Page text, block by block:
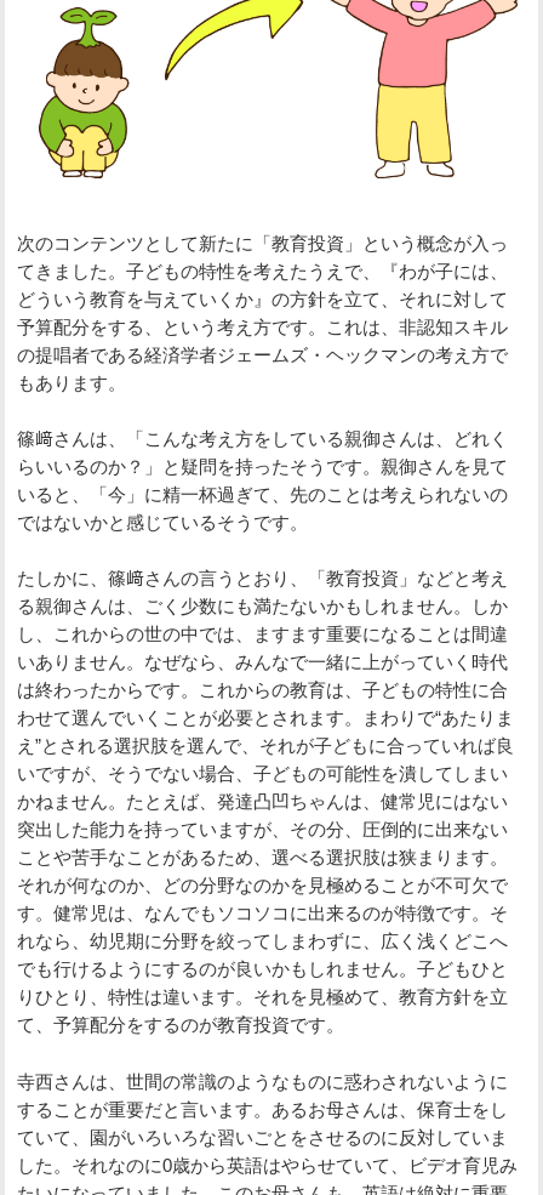
次のコンテンツとして新たに「教育投資」という概念が入っ
てきました。子どもの特性を考えたうえで、『わが子には、
どういう教育を与えていくか』の方針を立て、それに対して
予算配分をする、という考え方です。これは、非認知スキル
の提唱者である経済学者ジェームズ・ヘックマンの考え方で
もあります。
篠﨑さんは、「こんな考え方をしている親御さんは、どれく
らいいるのか？」と疑問を持ったそうです。親御さんを見て
いると、「今」に精一杯過ぎて、先のことは考えられないの
ではないかと感じているそうです。
たしかに、篠﨑さんの言うとおり、「教育投資」などと考え
る親御さんは、ごく少数にも満たないかもしれません。しか
し、これからの世の中では、ますます重要になることは間違
いありません。なぜなら、みんなで一緒に上がっていく時代
は終わったからです。これからの教育は、子どもの特性に合
わせて選んでいくことが必要とされます。まわりで“あたりま
え”とされる選択肢を選んで、それが子どもに合っていれば良
いですが、そうでない場合、子どもの可能性を潰してしまい
かねません。たとえば、発達凸凹ちゃんは、健常児にはない
突出した能力を持っていますが、その分、圧倒的に出来ない
ことや苦手なことがあるため、選べる選択肢は狭まります。
それが何なのか、どの分野なのかを見極めることが不可欠で
す。健常児は、なんでもソコソコに出来るのが特徴です。そ
れなら、幼児期に分野を絞ってしまわずに、広く浅くどこへ
でも行けるようにするのが良いかもしれません。子どもひと
りひとり、特性は違います。それを見極めて、教育方針を立
て、予算配分をするのが教育投資です。
寺西さんは、世間の常識のようなものに惑わされないように
することが重要だと言います。あるお母さんは、保育士をし
ていて、園がいろいろな習いごとをさせるのに反対していま
した。それなのに0歳から英語はやらせていて、ビデオ育児み